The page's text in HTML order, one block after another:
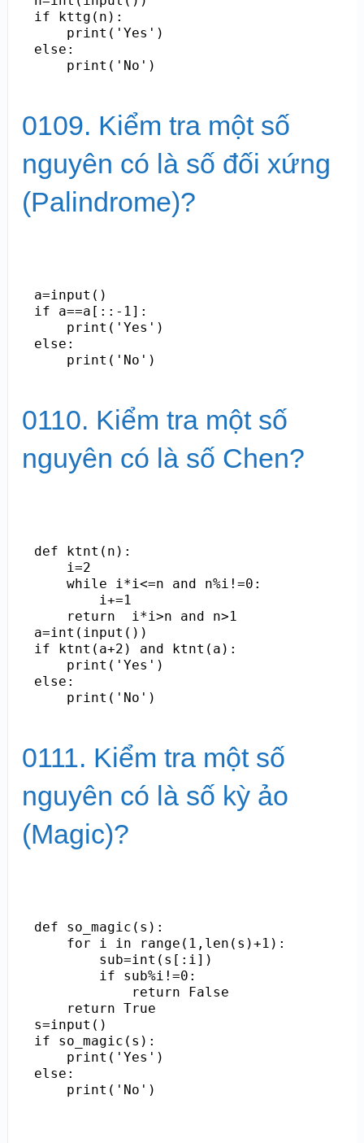
if kttg(n):
    print('Yes')
else:
    print('No')
0109. Kiểm tra một số
nguyên có là số đối xứng
(Palindrome)?
a=input()
if a==a[::-1]:
    print('Yes')
else:
    print('No')
0110. Kiểm tra một số
nguyên có là số Chen?
def ktnt(n):
    i=2
    while i*i<=n and n%i!=0:
        i+=1
    return  i*i>n and n>1
a=int(input())
if ktnt(a+2) and ktnt(a):
    print('Yes')
else:
    print('No')
0111. Kiểm tra một số
nguyên có là số kỳ ảo
(Magic)?
def so_magic(s):
    for i in range(1,len(s)+1):
        sub=int(s[:i])
        if sub%i!=0:
            return False
    return True
s=input()
if so_magic(s):
    print('Yes')
else:
    print('No')